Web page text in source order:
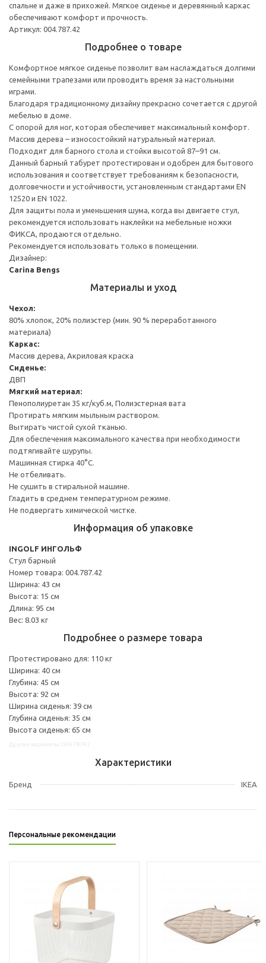
спальне и даже в прихожей. Мягкое сиденье и деревянный каркас
обеспечивают комфорт и прочность.
Артикул: 004.787.42
Подробнее о товаре
Комфортное мягкое сиденье позволит вам наслаждаться долгими
семейными трапезами или проводить время за настольными
играми.
Благодаря традиционному дизайну прекрасно сочетается с другой
мебелью в доме.
С опорой для ног, которая обеспечивет максимальный комфорт.
Массив дерева – износостойкий натуральный материал.
Подходит для барного стола и стойки высотой 87–91 см.
Данный барный табурет протестирован и одобрен для бытового
использования и соответствует требованиям к безопасности,
долговечности и устойчивости, установленным стандартами EN
12520 и EN 1022.
Для защиты пола и уменьшения шума, когда вы двигаете стул,
рекомендуется использовать наклейки на мебельные ножки
ФИКСА, продаются отдельно.
Рекомендуется использовать только в помещении.
Дизайнер:
Carina Bengs
Материалы и уход
Чехол:
80% хлопок, 20% полиэстер (мин. 90 % переработанного
материала)
Каркас:
Массив дерева, Акриловая краска
Сиденье:
ДВП
Мягкий материал:
Пенополиуретан 35 кг/куб.м, Полиэстерная вата
Протирать мягким мыльным раствором.
Вытирать чистой сухой тканью.
Для обеспечения максимального качества при необходимости
подтягивайте шурупы.
Машинная стирка 40°С.
Не отбеливать.
Не сушить в стиральной машине.
Гладить в среднем температурном режиме.
Не подвергать химической чистке.
Информация об упаковке
INGOLF ИНГОЛЬФ
Стул барный
Номер товара: 004.787.42
Ширина: 43 см
Высота: 15 см
Длина: 95 см
Вес: 8.03 кг
Подробнее о размере товара
Протестировано для: 110 кг
Ширина: 40 см
Глубина: 45 см
Высота: 92 см
Ширина сиденья: 39 см
Глубина сиденья: 35 см
Высота сиденья: 65 см
Характеристики
Бренд IKEA
Персональные рекомендации